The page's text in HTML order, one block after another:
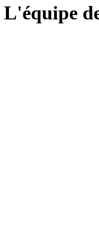
L'équipe